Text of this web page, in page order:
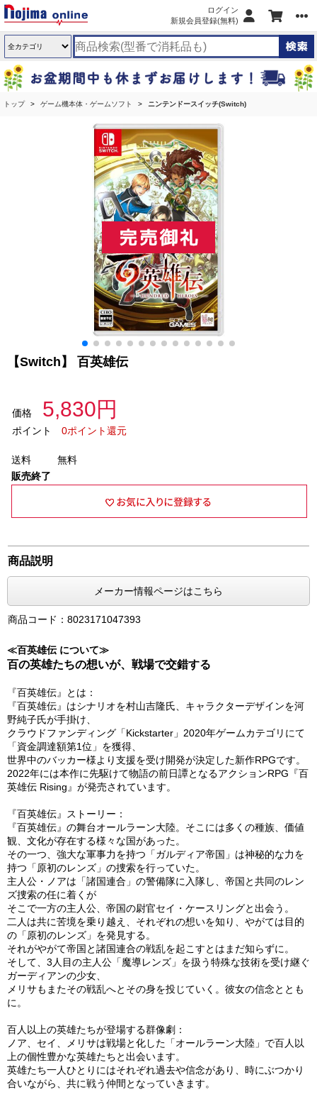
ログイン
新規会員登録(無料)
トップ ゲーム機本体・ゲームソフト ニンテンドースイッチ(Switch)
【Switch】 百英雄伝
価格 5,830円
ポイント 0ポイント還元
送料
無料
販売終了
商品説明
メーカー情報ページはこちら
商品コード：8023171047393
≪百英雄伝 について≫
百の英雄たちの想いが、戦場で交錯する
『百英雄伝』とは：
『百英雄伝』はシナリオを村山吉隆氏、キャラクターデザインを河
野純子氏が手掛け、
クラウドファンディング「Kickstarter」2020年ゲームカテゴリにて
「資金調達額第1位」を獲得、
世界中のバッカー様より支援を受け開発が決定した新作RPGです。
2022年には本作に先駆けて物語の前日譚となるアクションRPG『百
英雄伝 Rising』が発売されています。
『百英雄伝』ストーリー：
『百英雄伝』の舞台オールラーン大陸。そこには多くの種族、価値
観、文化が存在する様々な国があった。
その一つ、強大な軍事力を持つ「ガルディア帝国」は神秘的な力を
持つ「原初のレンズ」の捜索を行っていた。
主人公・ノアは「諸国連合」の警備隊に入隊し、帝国と共同のレン
ズ捜索の任に着くが
そこで一方の主人公、帝国の尉官セイ・ケースリングと出会う。
二人は共に苦境を乗り越え、それぞれの想いを知り、やがては目的
の「原初のレンズ」を発見する。
それがやがて帝国と諸国連合の戦乱を起こすとはまだ知らずに。
そして、3人目の主人公「魔導レンズ」を扱う特殊な技術を受け継ぐ
ガーディアンの少女、
メリサもまたその戦乱へとその身を投じていく。彼女の信念ととも
に。
百人以上の英雄たちが登場する群像劇：
ノア、セイ、メリサは戦場と化した「オールラーン大陸」で百人以
上の個性豊かな英雄たちと出会います。
英雄たち一人ひとりにはそれぞれ過去や信念があり、時にぶつかり
合いながら、共に戦う仲間となっていきます。